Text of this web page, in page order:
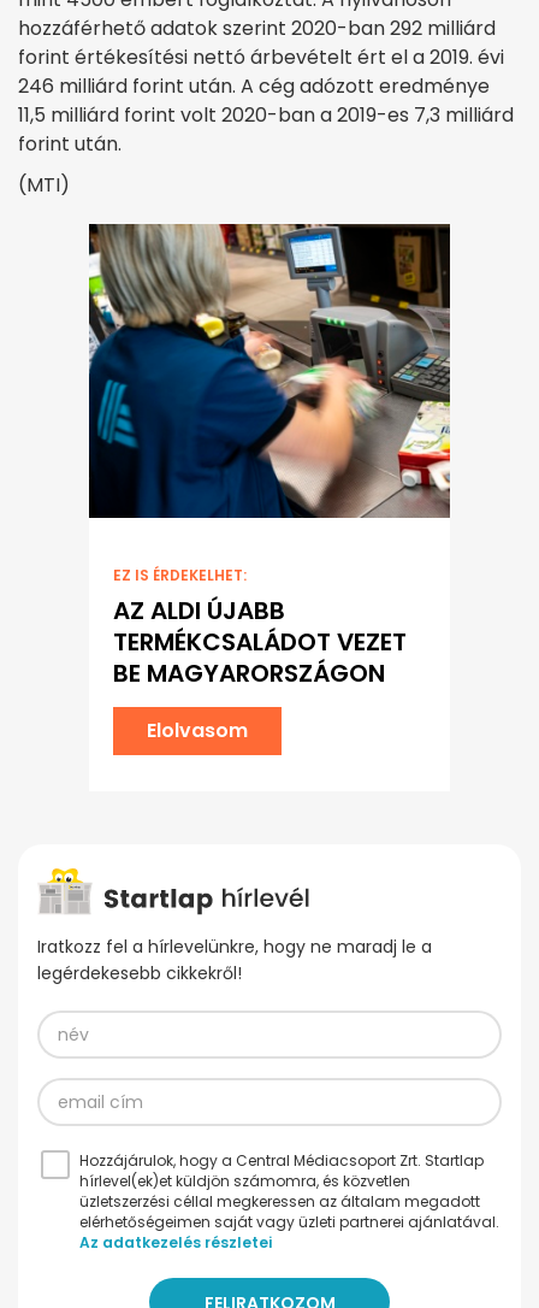
hozzáférhető adatok szerint 2020-ban 292 milliárd
forint értékesítési nettó árbevételt ért el a 2019. évi
246 milliárd forint után. A cég adózott eredménye
11,5 milliárd forint volt 2020-ban a 2019-es 7,3 milliárd
forint után.
(MTI)
EZ IS ÉRDEKELHET:
AZ ALDI ÚJABB
TERMÉKCSALÁDOT VEZET
BE MAGYARORSZÁGON
Elolvasom
Iratkozz fel a hírlevelünkre, hogy ne maradj le a
legérdekesebb cikkekről!
Hozzájárulok, hogy a Central Médiacsoport Zrt. Startlap
hírlevel(ek)et küldjön számomra, és közvetlen
üzletszerzési céllal megkeressen az általam megadott
elérhetőségeimen saját vagy üzleti partnerei ajánlatával.
Az adatkezelés részletei